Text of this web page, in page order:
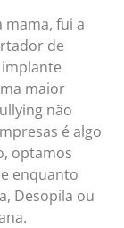
mama, fui a
de
maior
não
é algo
optamos
enquanto
Desopila ou